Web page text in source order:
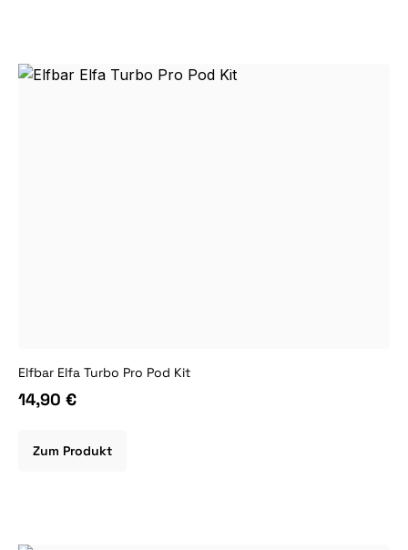
Elfbar Elfa Turbo Pro Pod Kit
14,90 €
Zum Produkt